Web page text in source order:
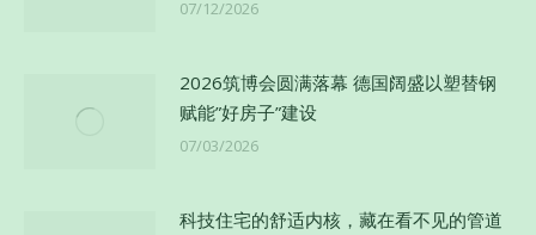
07/12/2026
2026筑博会圆满落幕 德国阔盛以塑替钢
赋能”好房子”建设
07/03/2026
科技住宅的舒适内核，藏在看不见的管道